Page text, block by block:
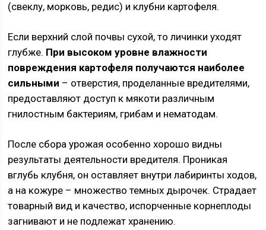
(свеклу, морковь, редис) и клубни картофеля.
Если верхний слой почвы сухой, то личинки уходят
глубже. При высоком уровне влажности
повреждения картофеля получаются наиболее
сильными – отверстия, проделанные вредителями,
предоставляют доступ к мякоти различным
гнилостным бактериям, грибам и нематодам.
После сбора урожая особенно хорошо видны
результаты деятельности вредителя. Проникая
вглубь клубня, он оставляет внутри лабиринты ходов,
а на кожуре – множество темных дырочек. Страдает
товарный вид и качество, испорченные корнеплоды
загнивают и не подлежат хранению.